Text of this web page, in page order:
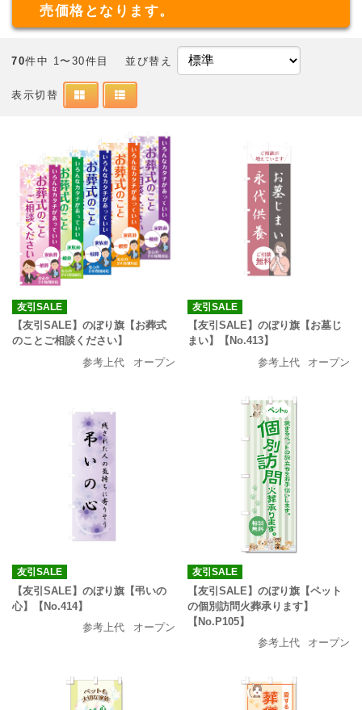
売価格となります。
70件中 1〜30件目 並び替え
表示切替
友引SALE
【友引SALE】のぼり旗【お葬式
のことご相談ください】
参考上代
オープン
友引SALE
【友引SALE】のぼり旗【お墓じ
まい】【No.413】
参考上代
オープン
友引SALE
【友引SALE】のぼり旗【弔いの
心】【No.414】
参考上代
オープン
友引SALE
【友引SALE】のぼり旗【ペット
の個別訪問火葬承ります】
【No.P105】
参考上代
オープン